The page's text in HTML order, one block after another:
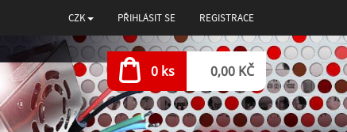
CZK PŘIHLÁSIT SE REGISTRACE
0 ks 0,00 KČ